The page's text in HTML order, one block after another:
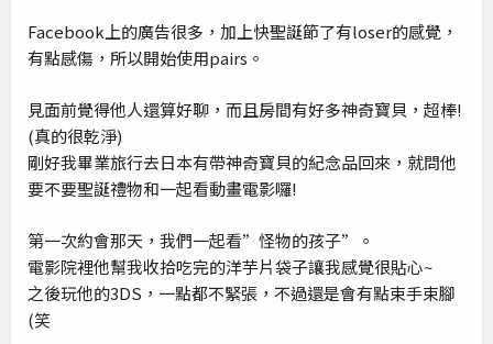
Facebook上的廣告很多，加上快聖誕節了有loser的感覺，
有點感傷，所以開始使用pairs。
見面前覺得他人還算好聊，而且房間有好多神奇寶貝，超棒!
(真的很乾淨)
剛好我畢業旅行去日本有帶神奇寶貝的紀念品回來，就問他
要不要聖誕禮物和一起看動畫電影囉!
第一次約會那天，我們一起看”怪物的孩子”。
電影院裡他幫我收拾吃完的洋芋片袋子讓我感覺很貼心~
之後玩他的3DS，一點都不緊張，不過還是會有點束手束腳
(笑